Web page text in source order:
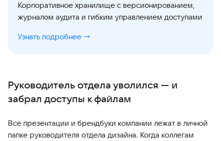
Корпоративное хранилище с версионированием,
журналом аудита и гибким управлением доступами
Узнать подробнее →
Руководитель отдела уволился — и
забрал доступы к файлам
Все презентации и брендбуки компании лежат в личной
папке руководителя отдела дизайна. Когда коллегам